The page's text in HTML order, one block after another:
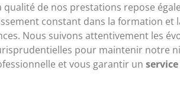
qualité de nos prestations repose
constant dans la formation et
Nous suivons attentivement les
pour maintenir notre
et vous garantir un service